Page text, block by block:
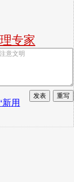
专家
新用